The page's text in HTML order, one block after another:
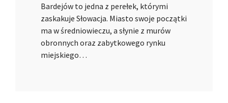
Bardejów to jedna z perełek, którymi
zaskakuje Słowacja. Miasto swoje początki
ma w średniowieczu, a słynie z murów
obronnych oraz zabytkowego rynku
miejskiego…